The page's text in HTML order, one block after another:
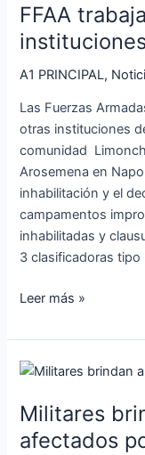
FFAA
A1 PRINCIPAL,
Las Fuerzas
otras instituciones
comunidad
Arosemena en
inhabilitación y el
campamentos
inhabilitadas y
3 clasificadoras tipo
conjunto
con
instituciones
estatales
Leer más »
Militares
afectados
Militares
apoyo
a